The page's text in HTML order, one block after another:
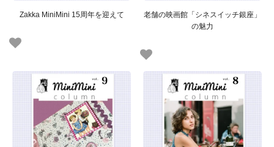
Zakka MiniMini 15周年を迎えて
老舗の映画館「シネスイッチ銀座」
の魅力